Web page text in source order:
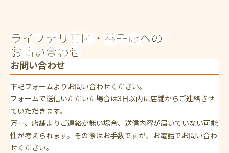
ライフデリ真岡・益子店への
お問い合わせ
お問い合わせ
下記フォームよりお問い合わせください。
フォームで送信いただいた場合は3日以内に店舗からご連絡させ
ていただきます。
万一、店舗よりご連絡が無い場合、送信内容が届いていない可能
性が考えられます。その際はお手数ですが、お電話でお問い合わ
せください。